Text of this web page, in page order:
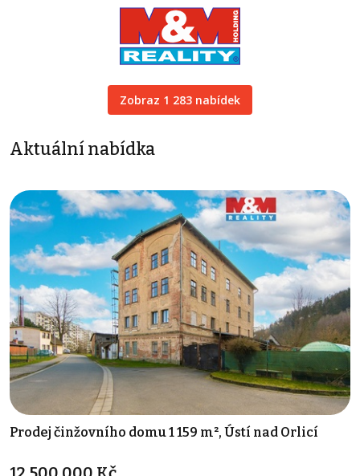
Zobraz 1 283 nabídek
Aktuální nabídka
Prodej činžovního domu 1 159 m², Ústí nad Orlicí